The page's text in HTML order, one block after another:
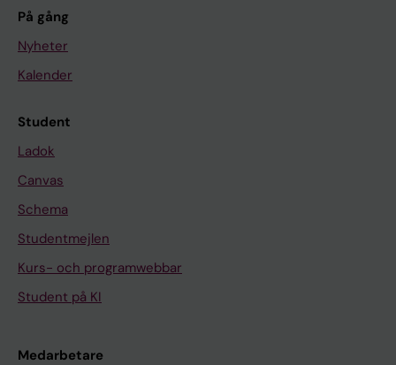
På gång
Nyheter
Kalender
Student
Ladok
Canvas
Schema
Studentmejlen
Kurs- och programwebbar
Student på KI
Medarbetare